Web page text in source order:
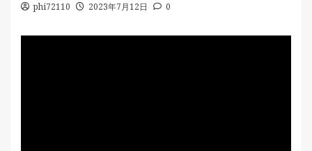
phi72110 2023年7月12日 0